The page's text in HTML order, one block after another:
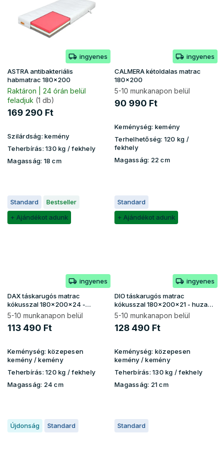
ingyenes
ASTRA antibakteriális
habmatrac 180x200
Raktáron | 24 órán belül
feladjuk (1 db)
169 290 Ft
Szilárdság: kemény
Teherbírás: 130 kg / fekhely
Magasság: 18 cm
ingyenes
CALMERA kétoldalas matrac
180x200
5-10 munkanapon belül
90 990 Ft
Keménység: kemény
Terhelhetőség: 120 kg /
fekhely
Magasság: 22 cm
Standard
Bestseller
+ Ajándékot adunk
ingyenes
DAX táskarugós matrac
kókusszal 180x200x24 -
Lavender huzat
5-10 munkanapon belül
113 490 Ft
Keménység: közepesen
kemény / kemény
Teherbírás: 120 kg​​​​ / fekhely
Magasság: 24 cm
Standard
+ Ajándékot adunk
ingyenes
DIO táskarugós matrac
kókusszal 180x200x21 - huzat
Gold
5-10 munkanapon belül
128 490 Ft
Keménység: közepesen
kemény / kemény
Teherbírás: 130 kg ​​​​/ fekhely
Magasság: 21 cm
Újdonság Standard Standard